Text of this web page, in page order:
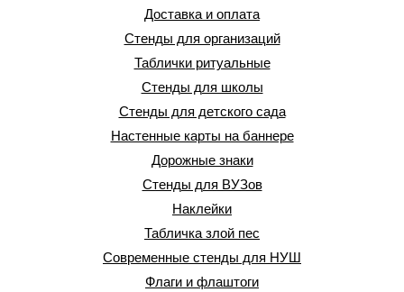
Доставка и оплата
Стенды для организаций
Таблички ритуальные
Стенды для школы
Стенды для детского сада
Настенные карты на баннере
Дорожные знаки
Стенды для ВУЗов
Наклейки
Табличка злой пес
Современные стенды для НУШ
Флаги и флаштоги